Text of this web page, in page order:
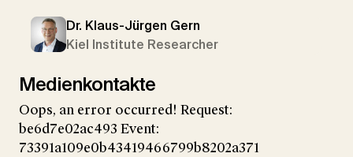
Dr. Klaus-Jürgen Gern
Kiel Institute Researcher
Medienkontakte
Oops, an error occurred! Request:
be6d7e02ac493 Event:
73391a109e0b43419466799b8202a371